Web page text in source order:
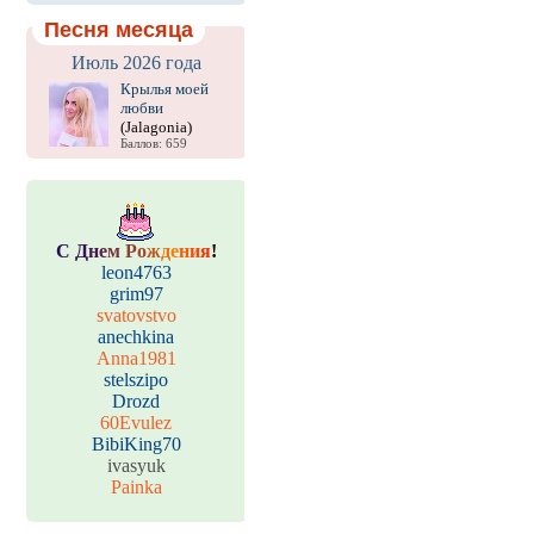
Песня месяца
Июль 2026 года
Крылья моей
любви
(Jalagonia)
Баллов: 659
С Днем Рождения!
leon4763
grim97
svatovstvo
anechkina
Anna1981
stelszipo
Drozd
60Evulez
BibiKing70
ivasyuk
Painka